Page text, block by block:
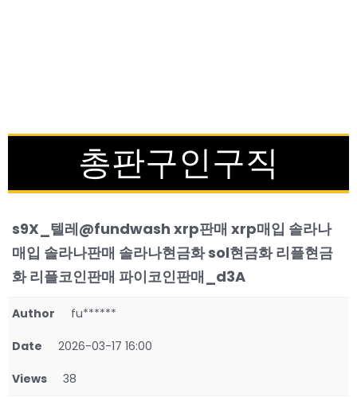
총판구인구직
s9X_텔레@fundwash xrp판매 xrp매입 솔라나
매입 솔라나판매 솔라나현금화 sol현금화 리플현금
화 리플코인판매 파이코인판매_d3A
Author fu******
Date 2026-03-17 16:00
Views 38